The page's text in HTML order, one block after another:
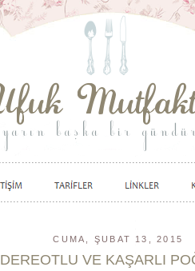
CUMA, ŞUBAT 13, 2015
DEREOTLU VE KAŞARLI